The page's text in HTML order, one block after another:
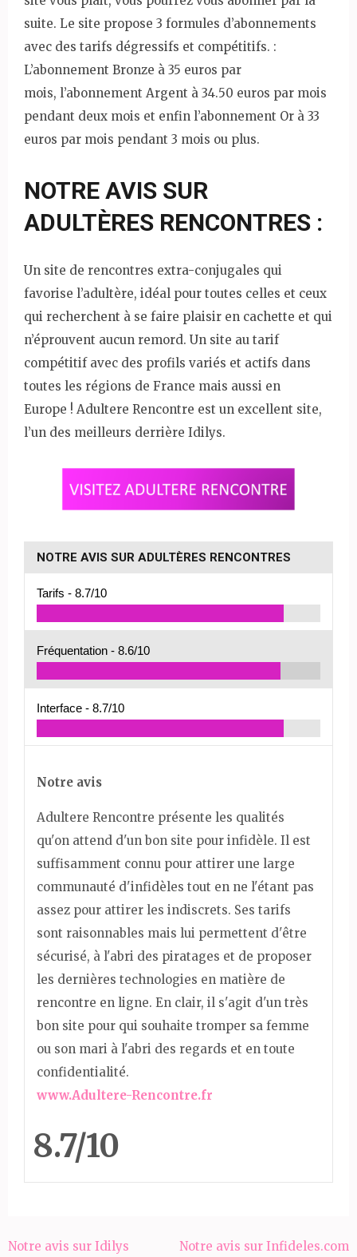
suite. Le site propose 3 formules d’abonnements
avec des tarifs dégressifs et compétitifs. :
L’abonnement Bronze à 35 euros par
mois, l’abonnement Argent à 34.50 euros par mois
pendant deux mois et enfin l’abonnement Or à 33
euros par mois pendant 3 mois ou plus.
NOTRE AVIS SUR
ADULTÈRES RENCONTRES :
Un site de rencontres extra-conjugales qui
favorise l’adultère, idéal pour toutes celles et ceux
qui recherchent à se faire plaisir en cachette et qui
n’éprouvent aucun remord. Un site au tarif
compétitif avec des profils variés et actifs dans
toutes les régions de France mais aussi en
Europe ! Adultere Rencontre est un excellent site,
l’un des meilleurs derrière Idilys.
NOTRE AVIS SUR ADULTÈRES RENCONTRES
Tarifs - 8.7/10
Fréquentation - 8.6/10
Interface - 8.7/10
Notre avis
Adultere Rencontre présente les qualités
qu'on attend d'un bon site pour infidèle. Il est
suffisamment connu pour attirer une large
communauté d'infidèles tout en ne l'étant pas
assez pour attirer les indiscrets. Ses tarifs
sont raisonnables mais lui permettent d'être
sécurisé, à l'abri des piratages et de proposer
les dernières technologies en matière de
rencontre en ligne. En clair, il s'agit d'un très
bon site pour qui souhaite tromper sa femme
ou son mari à l'abri des regards et en toute
confidentialité.
www.Adultere-Rencontre.fr
8.7/10
Navigation
Notre avis sur Idilys Notre avis sur Infideles.com